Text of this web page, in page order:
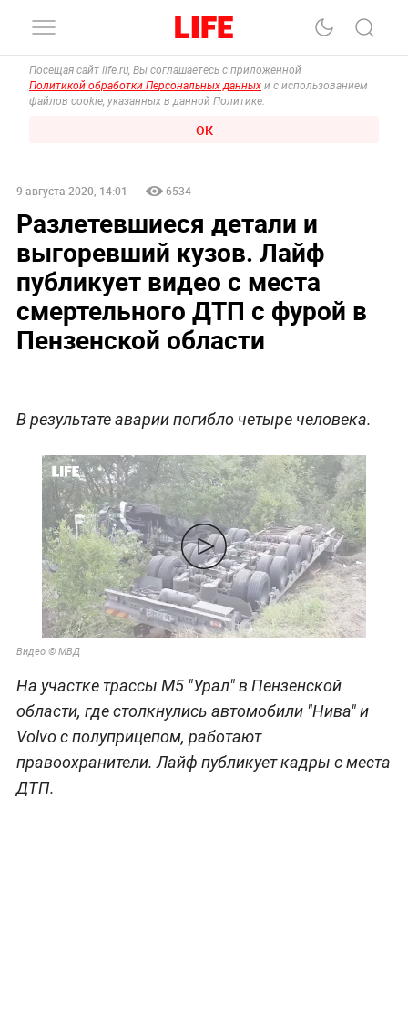
Посещая сайт life.ru, Вы соглашаетесь с приложенной
Политикой обработки Персональных данных и с использованием
файлов cookie, указанных в данной Политике.
ОК
9 августа 2020, 14:01 6534
Разлетевшиеся детали и
выгоревший кузов. Лайф
публикует видео с места
смертельного ДТП с фурой в
Пензенской области
В результате аварии погибло четыре человека.
Видео © МВД
На участке трассы М5 "Урал" в Пензенской
области, где столкнулись автомобили "Нива" и
Volvo с полуприцепом, работают
правоохранители. Лайф публикует кадры с места
ДТП.